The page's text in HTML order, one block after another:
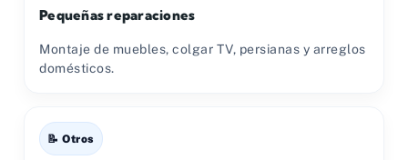
Pequeñas reparaciones
Montaje de muebles, colgar TV, persianas y arreglos
domésticos.
📝 Otros